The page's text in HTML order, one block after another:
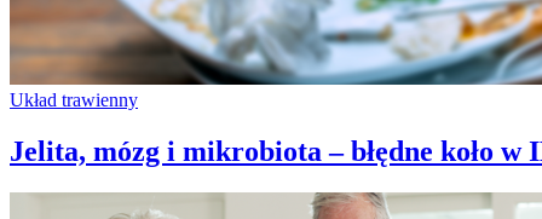
Układ trawienny
Jelita, mózg i mikrobiota – błędne koło w